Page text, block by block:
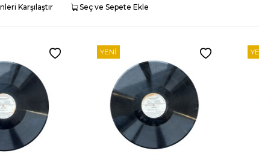
Karşılaştır Seç ve Sepete Ekle
YENI